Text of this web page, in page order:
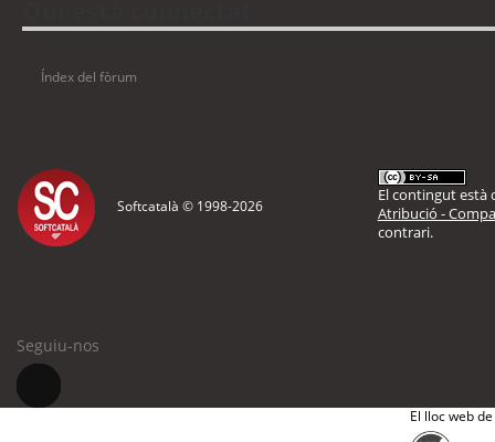
Índex del fòrum
Softcatalà © 1998-2026
El contingut està
Atribució -
contrari.
Seguiu-nos
El lloc web